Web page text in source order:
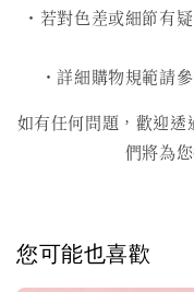
・若對色差或細節有
・詳細購物規範請
如有任何問題，歡迎
們將為
您可能也喜歡